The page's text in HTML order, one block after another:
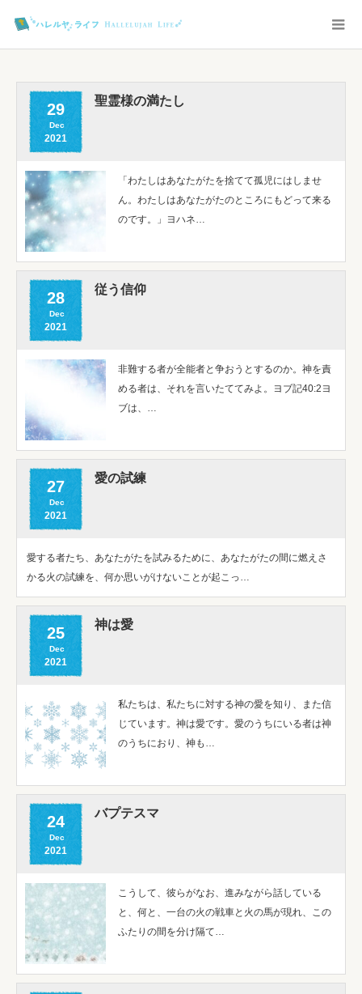
29
Dec
2021
聖霊様の満たし
「わたしはあなたがたを捨てて孤児にはしませ
ん。わたしはあなたがたのところにもどって来る
のです。」ヨハネ…
28
Dec
2021
従う信仰
非難する者が全能者と争おうとするのか。神を責
める者は、それを言いたててみよ。ヨブ記40:2ヨ
ブは、…
27
Dec
2021
愛の試練
愛する者たち、あなたがたを試みるために、あなたがたの間に燃えさ
かる火の試練を、何か思いがけないことが起こっ…
25
Dec
2021
神は愛
私たちは、私たちに対する神の愛を知り、また信
じています。神は愛です。愛のうちにいる者は神
のうちにおり、神も…
24
Dec
2021
バプテスマ
こうして、彼らがなお、進みながら話している
と、何と、一台の火の戦車と火の馬が現れ、この
ふたりの間を分け隔て…